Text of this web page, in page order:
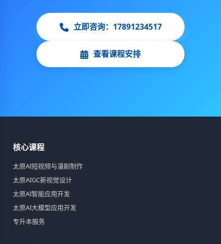
立即咨询：17891234517
查看课程安排
核心课程
太原AI短视频与漫剧制作
太原AIGC新视觉设计
太原AI智能应用开发
太原AI大模型应用开发
专升本服务